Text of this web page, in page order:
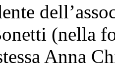
(nella
Anna